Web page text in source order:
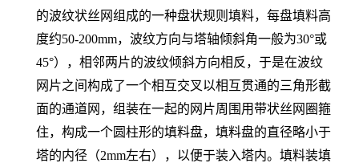
的波纹状丝网组成的一种盘状规则填料，每盘填料高
度约50-200mm，波纹方向与塔轴倾斜角一般为30°或
45°），相邻两片的波纹倾斜方向相反，于是在波纹
网片之间构成了一个相互交叉以相互贯通的三角形截
面的通道网，组装在一起的网片周围用带状丝网圈箍
住，构成一个圆柱形的填料盘，填料盘的直径略小于
塔的内径（2mm左右），以便于装入塔内。填料装填